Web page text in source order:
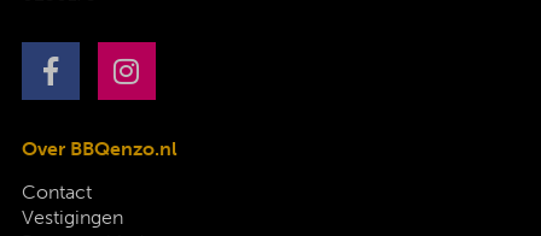
Over BBQenzo.nl
Contact
Vestigingen